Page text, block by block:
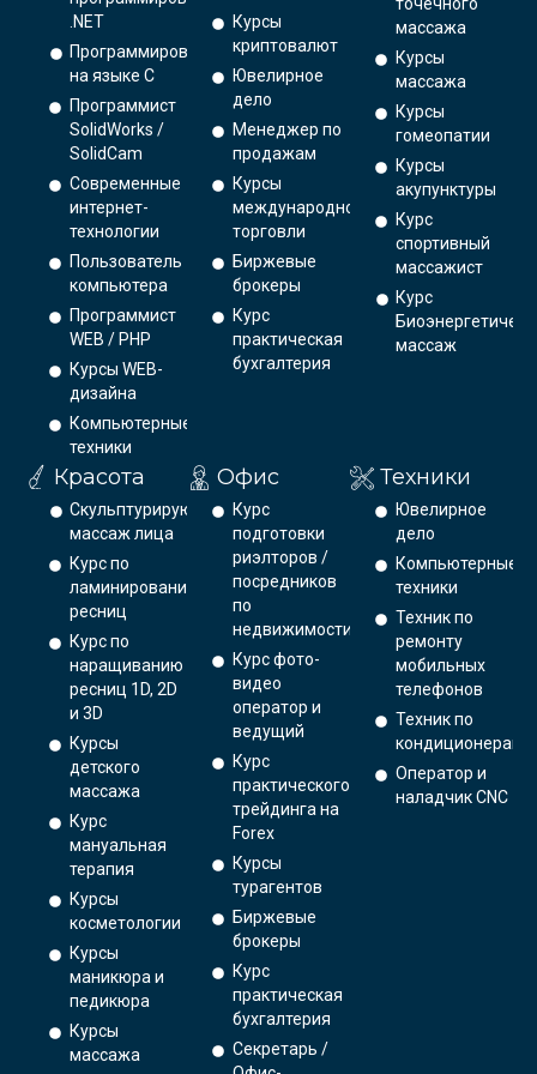
.NET
Программирование
на языке С
Программист
SolidWorks /
SolidCam
Современные
интернет-
технологии
Пользователь
компьютера
Программист
WEB / PHP
Курсы WEB-
дизайна
Компьютерные
техники
Курсы
криптовалют
Ювелирное
дело
Менеджер по
продажам
Курсы
международной
торговли
Биржевые
брокеры
Курс
практическая
бухгалтерия
точечного
массажа
Курсы
массажа
Курсы
гомеопатии
Курсы
акупунктуры
Курс
спортивный
массажист
Курс
массаж
Красота
Скульптурирующий
массаж лица
Курс по
ламинированию
ресниц
Курс по
наращиванию
ресниц 1D, 2D
и 3D
Курсы
детского
массажа
Курс
мануальная
терапия
Курсы
косметологии
Курсы
маникюра и
педикюра
Курсы
массажа
Офис
Курс
подготовки
риэлторов /
посредников
по
недвижимости
Курс фото-
видео
оператор и
ведущий
Курс
практического
трейдинга на
Forex
Курсы
турагентов
Биржевые
брокеры
Курс
практическая
бухгалтерия
Секретарь /
Техники
Ювелирное
дело
Компьютерные
техники
Техник по
ремонту
мобильных
телефонов
Техник по
кондиционерам
Оператор и
наладчик CNC